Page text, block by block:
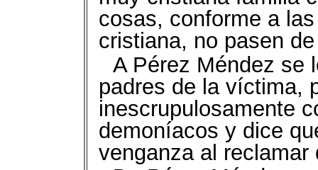
cosas, conforme a
cristiana, no pasen
A Pérez Méndez se
padres de la víctima,
inescrupulosamente
demoníacos y dice
venganza al